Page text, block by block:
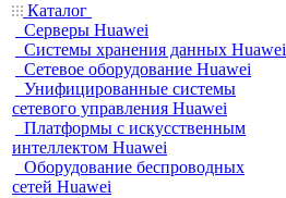
Каталог
Серверы Huawei
Системы хранения данных Huawei
Сетевое оборудование Huawei
Унифицированные системы
сетевого управления Huawei
Платформы с искусственным
интеллектом Huawei
Оборудование беспроводных
сетей Huawei